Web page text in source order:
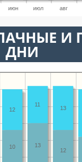
июн июл авг
И
ДНИ
12
13
10
13
11
12